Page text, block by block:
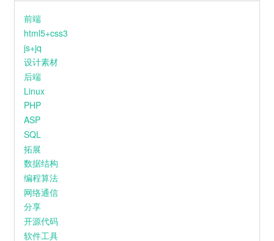
前端
html5+css3
js+jq
设计素材
后端
Linux
PHP
ASP
SQL
拓展
数据结构
编程算法
网络通信
分享
开源代码
软件工具